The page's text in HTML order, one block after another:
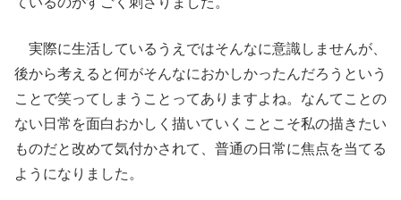
実際に生活しているうえではそんなに意識しませんが、
後から考えると何がそんなにおかしかったんだろうという
ことで笑ってしまうことってありますよね。なんてことの
ない日常を面白おかしく描いていくことこそ私の描きたい
ものだと改めて気付かされて、普通の日常に焦点を当てる
ようになりました。